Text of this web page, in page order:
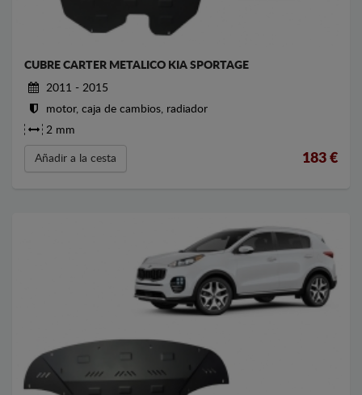
CUBRE CARTER METALICO KIA SPORTAGE
2011 - 2015
motor, caja de cambios, radiador
2 mm
Añadir a la cesta 183 €